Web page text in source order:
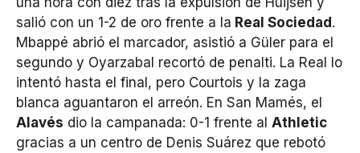
salió con un 1-2 de oro frente a la Real Sociedad.
Mbappé abrió el marcador, asistió a Güler para el
segundo y Oyarzabal recortó de penalti. La Real lo
intentó hasta el final, pero Courtois y la zaga
blanca aguantaron el arreón. En San Mamés, el
Alavés dio la campanada: 0-1 frente al Athletic
gracias a un centro de Denis Suárez que rebotó